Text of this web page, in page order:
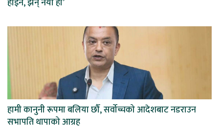
हामी कानुनी रूपमा बलिया छौँ, सर्वोच्चको आदेशबाट नडराउन
सभापति थापाको आग्रह